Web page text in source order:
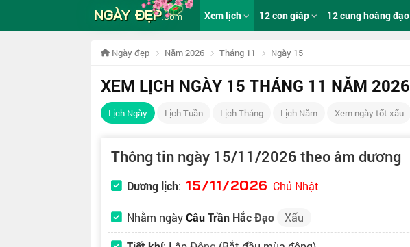
NGÀY ĐẸP.com Xem lịch 12 con giáp 12 cung hoàng đạo
Ngày đẹp Năm 2026 Tháng 11 Ngày 15
XEM LỊCH NGÀY 15 THÁNG 11 NĂM 2026
Lịch Ngày Lịch Tuần Lịch Tháng Lịch Năm Xem ngày tốt xấu
Thông tin ngày 15/11/2026 theo âm dương
Dương lịch: 15/11/2026 Chủ Nhật
Nhằm ngàyCâu Trần Hắc Đạo Xấu